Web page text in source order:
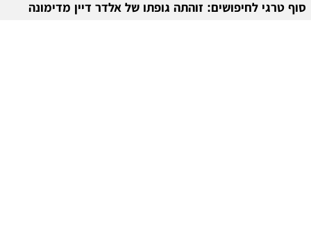
סוף טרגי לחיפושים: זוהתה גופתו של אלדר דיין מדימונה